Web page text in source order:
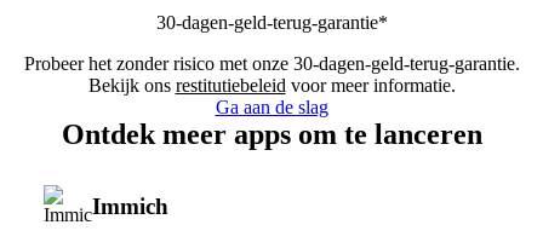
30-dagen-geld-terug-garantie*
Probeer het zonder risico met onze 30-dagen-geld-terug-garantie.
Bekijk ons restitutiebeleid voor meer informatie.
Ga aan de slag
Ontdek meer apps om te lanceren
Immich